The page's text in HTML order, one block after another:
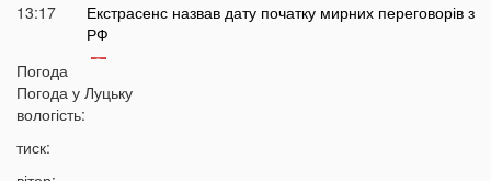
13:17
Екстрасенс назвав дату початку мирних переговорів з
РФ
13:03
після смертельної аварії на Соборності: шокуючі
12:37
Погода
Погода у Луцьку
вологість:
тиск: